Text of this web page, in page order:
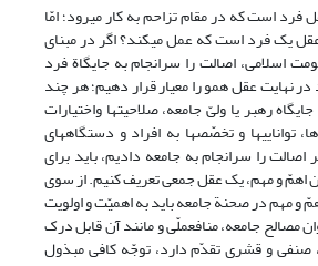
است که در مقام تزاحم به کار می‏رود؛ امّا
یک فرد است که عمل می‏کند؟ اگر در مبنای
اسلامی، اصالت را سرانجام به جایگاة فرد
در نهایت عقل همو را معیار قرار دهیم؛ هر چند
رهبر یا ولیّ جامعه، صلاحیت‏ها واختیارات
توانایی‏ها و تخصّص‏ها به افراد و دستگاه‏های
اصالت را سرانجام به جامعه دادیم، باید برای
اهمّ و مهم، یک عقل جمعی تعریف کنیم. از سوی
و مهم در صحنة جامعه باید به اهمیّت و اولویت
مصالح جامعه، منافع‏ملّی و مانند آن قابل درک
و قشری تقدّم دارد، توجّه کافی مبذول